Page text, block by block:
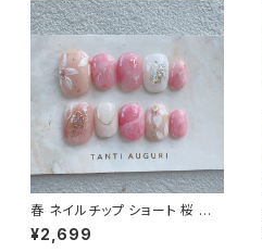
春 ネイルチップ ショート 桜 入
学式 卒業式 サクラ ピンク色 春
色 春イベント用 短め 小さめ 通
¥2,699